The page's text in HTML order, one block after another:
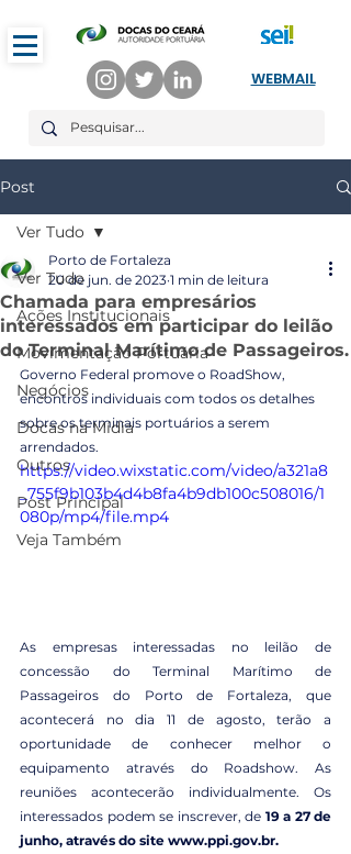
WEBMAIL
Post
Ver Tudo
Ações Institucionais
Movimentação Portuária
Negócios
Docas na Mídia
Outros
Post Principal
Veja Também
Ver Tudo
Chamada para empresários
interessados em participar do leilão
do Terminal Marítimo de Passageiros.
Porto de Fortaleza
20 de jun. de 2023 1 min de leitura
Governo Federal promove o RoadShow,
encontros individuais com todos os detalhes
sobre os terminais portuários a serem
arrendados.
https://video.wixstatic.com/video/a321a8
_755f9b103b4d4b8fa4b9db100c508016/1
080p/mp4/file.mp4
As empresas interessadas no leilão de
concessão do Terminal Marítimo de
Passageiros do Porto de Fortaleza, que
acontecerá no dia 11 de agosto, terão a
oportunidade de conhecer melhor o
equipamento através do Roadshow. As
reuniões acontecerão individualmente. Os
interessados podem se inscrever, de 19 a 27 de
junho, através do site www.ppi.gov.br.